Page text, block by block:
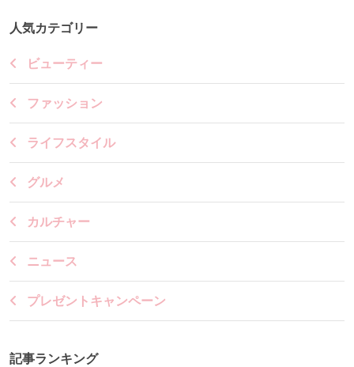
人気カテゴリー
ビューティー
ファッション
ライフスタイル
グルメ
カルチャー
ニュース
プレゼントキャンペーン
記事ランキング